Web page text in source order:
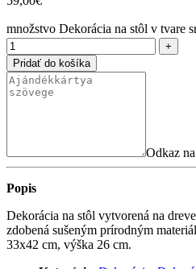
množstvo Dekorácia na stôl v tvare
Pridať do košíka
Odkaz
Popis
Dekorácia na stôl vytvorená na
zdobená sušeným prírodným
33x42 cm, výška 26 cm.